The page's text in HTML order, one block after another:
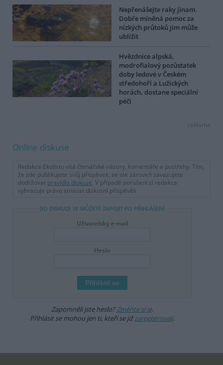
Nepřenášejte raky jinam.
Dobře míněná pomoc za
nízkých průtoků jim může
ublížit
Hvězdnice alpská,
modrofialový pozůstatek
doby ledové v Českém
středohoří a Lužických
horách, dostane speciální
péči
reklama
Online diskuse
Redakce Ekolistu vítá čtenářské názory, komentáře a postřehy. Tím,
že zde publikujete svůj příspěvek, se ale zároveň zavazujete
dodržovat pravidla diskuse. V případě porušení si redakce
vyhrazuje právo smazat diskusní příspěvěk
DO DISKUZE SE MŮŽETE ZAPOJIT PO PŘIHLÁŠENÍ
Uživatelský e-mail
Heslo
Zapomněli jste heslo?Změňte si je.
Přihlásit se mohou jen ti, kteří se jižzaregistrovali.